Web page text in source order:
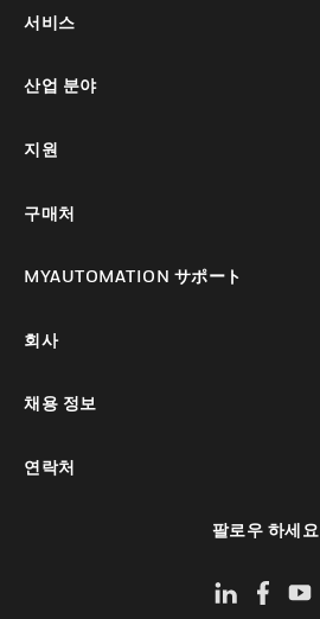
서비스
산업 분야
지원
구매처
MYAUTOMATION サポート
회사
채용 정보
연락처
팔로우 하세요